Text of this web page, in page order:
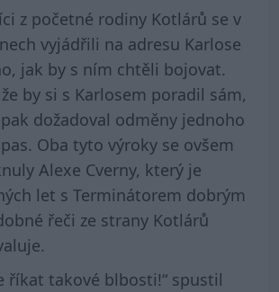
z početné rodiny Kotlárů se v
vyjádřili na adresu Karlose
jak by s ním chtěli bojovat.
by si s Karlosem poradil sám,
dožadoval odměny jednoho
Oba tyto výroky se ovšem
Alexe Cverny, který je
let s Terminátorem dobrým
řeči ze strany Kotlárů
říkat takové blbosti!“ spustil